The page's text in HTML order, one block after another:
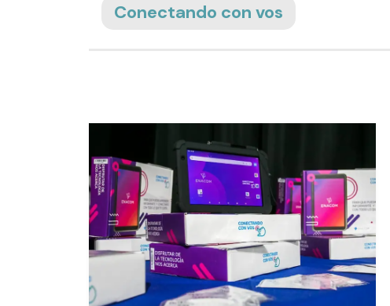
Conectando con vos